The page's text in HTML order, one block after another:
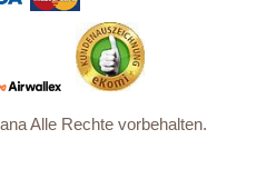
Alle Rechte vorbehalten.